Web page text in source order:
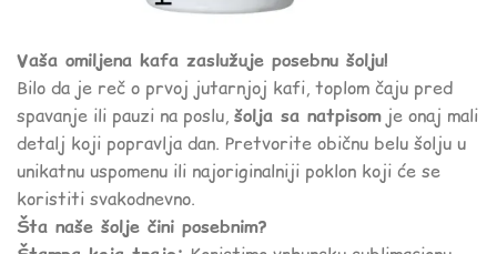
Vaša omiljena kafa zaslužuje posebnu šolju!
Bilo da je reč o prvoj jutarnjoj kafi, toplom čaju pred
spavanje ili pauzi na poslu, šolja sa natpisomje onaj mali
detalj koji popravlja dan. Pretvorite običnu belu šolju u
unikatnu uspomenu ili najoriginalniji poklon koji će se
koristiti svakodnevno.
Šta naše šolje čini posebnim?